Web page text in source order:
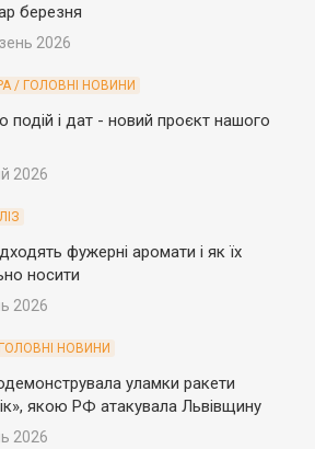
березня
2026
/ ГОЛОВНІ НОВИНИ
подій і дат - новий проєкт нашого
2026
фужерні аромати і як їх
носити
2026
НОВИНИ
уламки ракети
якою РФ атакувала Львівщину
2026